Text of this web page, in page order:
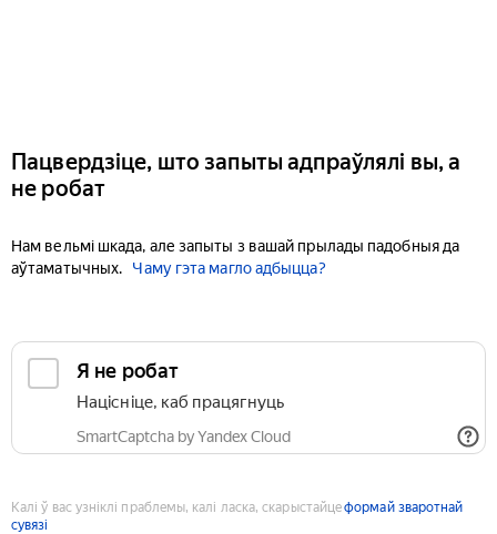
Пацвердзіце, што запыты адпраўлялі вы, а
не робат
Нам вельмі шкада, але запыты з вашай прылады падобныя да
аўтаматычных.
Чаму гэта магло адбыцца?
Я не робат
Націсніце, каб працягнуць
SmartCaptcha by Yandex Cloud
Калі ў вас узніклі праблемы, калі ласка, скарыстайцеформай зваротнай
сувязі